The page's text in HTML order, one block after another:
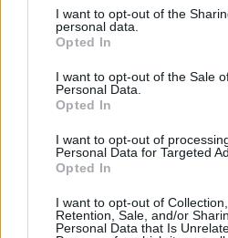
not limited to your visit or usage
grant or deny consent to Google
use your data for below specified
consent section.
I want to opt-out of the
personal data.
Opted In
I want to opt-out of the Sale
Personal Data.
Opted In
I want to opt-out of
Personal Data for Targeted
Opted In
I want to opt-out of Collection,
Retention, Sale, and/or
Personal Data that Is
Έφυγαν οι
Καρυστιανού - Η
«Ελπίδα για τη
Σαμοθράκη: «Μαμά
ξαναδώ;» – Τα πρώτα
που έπεσε σε κανάλι
Συγκίνηση στο
Χαλκιά: Με την
κλαρίνα
φωνή της
Η βαθμολογία της
του Παναθηναϊκού με